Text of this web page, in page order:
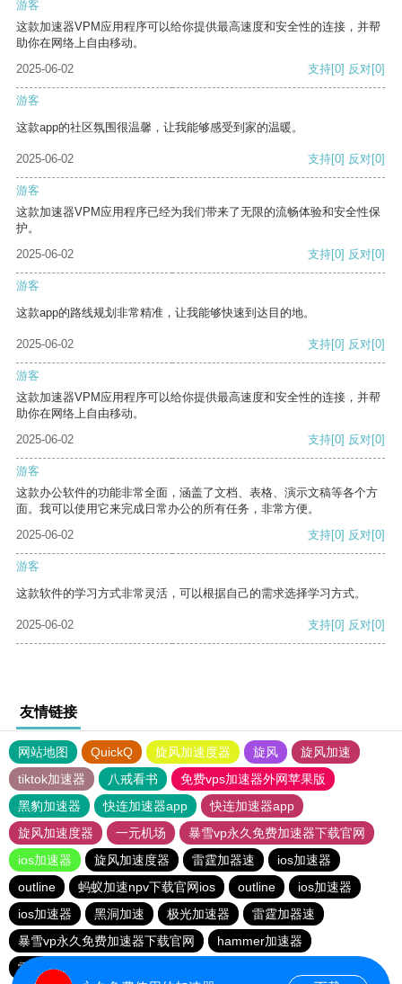
游客
这款加速器VPM应用程序可以给你提供最高速度和安全性的连接，并帮
助你在网络上自由移动。
2025-06-02
支持[0] 反对[0]
游客
这款app的社区氛围很温馨，让我能够感受到家的温暖。
2025-06-02 支持[0] 反对[0]
游客
这款加速器VPM应用程序已经为我们带来了无限的流畅体验和安全性保
护。
2025-06-02
支持[0] 反对[0]
游客
这款app的路线规划非常精准，让我能够快速到达目的地。
2025-06-02 支持[0] 反对[0]
游客
这款加速器VPM应用程序可以给你提供最高速度和安全性的连接，并帮
助你在网络上自由移动。
2025-06-02
支持[0] 反对[0]
游客
这款办公软件的功能非常全面，涵盖了文档、表格、演示文稿等各个方
面。我可以使用它来完成日常办公的所有任务，非常方便。
2025-06-02
支持[0] 反对[0]
游客
这款软件的学习方式非常灵活，可以根据自己的需求选择学习方式。
2025-06-02 支持[0] 反对[0]
友情链接
网站地图 QuickQ 旋风加速度器 旋风
旋风加速
tiktok加速器
八戒看书
免费vps加速器外网苹果版
黑豹加速器
快连加速器app
快连加速器app
旋风加速度器
一元机场
暴雪vp永久免费加速器下载官网
ios加速器
旋风加速度器 雷霆加器速
ios加速器
outline
蚂蚁加速npv下载官网ios outline
ios加速器
ios加速器
黑洞加速 极光加速器
雷霆加器速
暴雪vp永久免费加速器下载官网
hammer加速器
雷霆加器速